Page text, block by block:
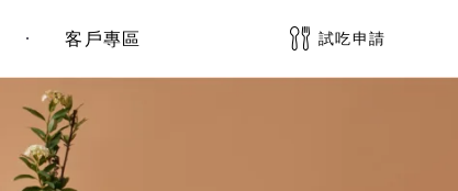
客戶專區 試吃申請